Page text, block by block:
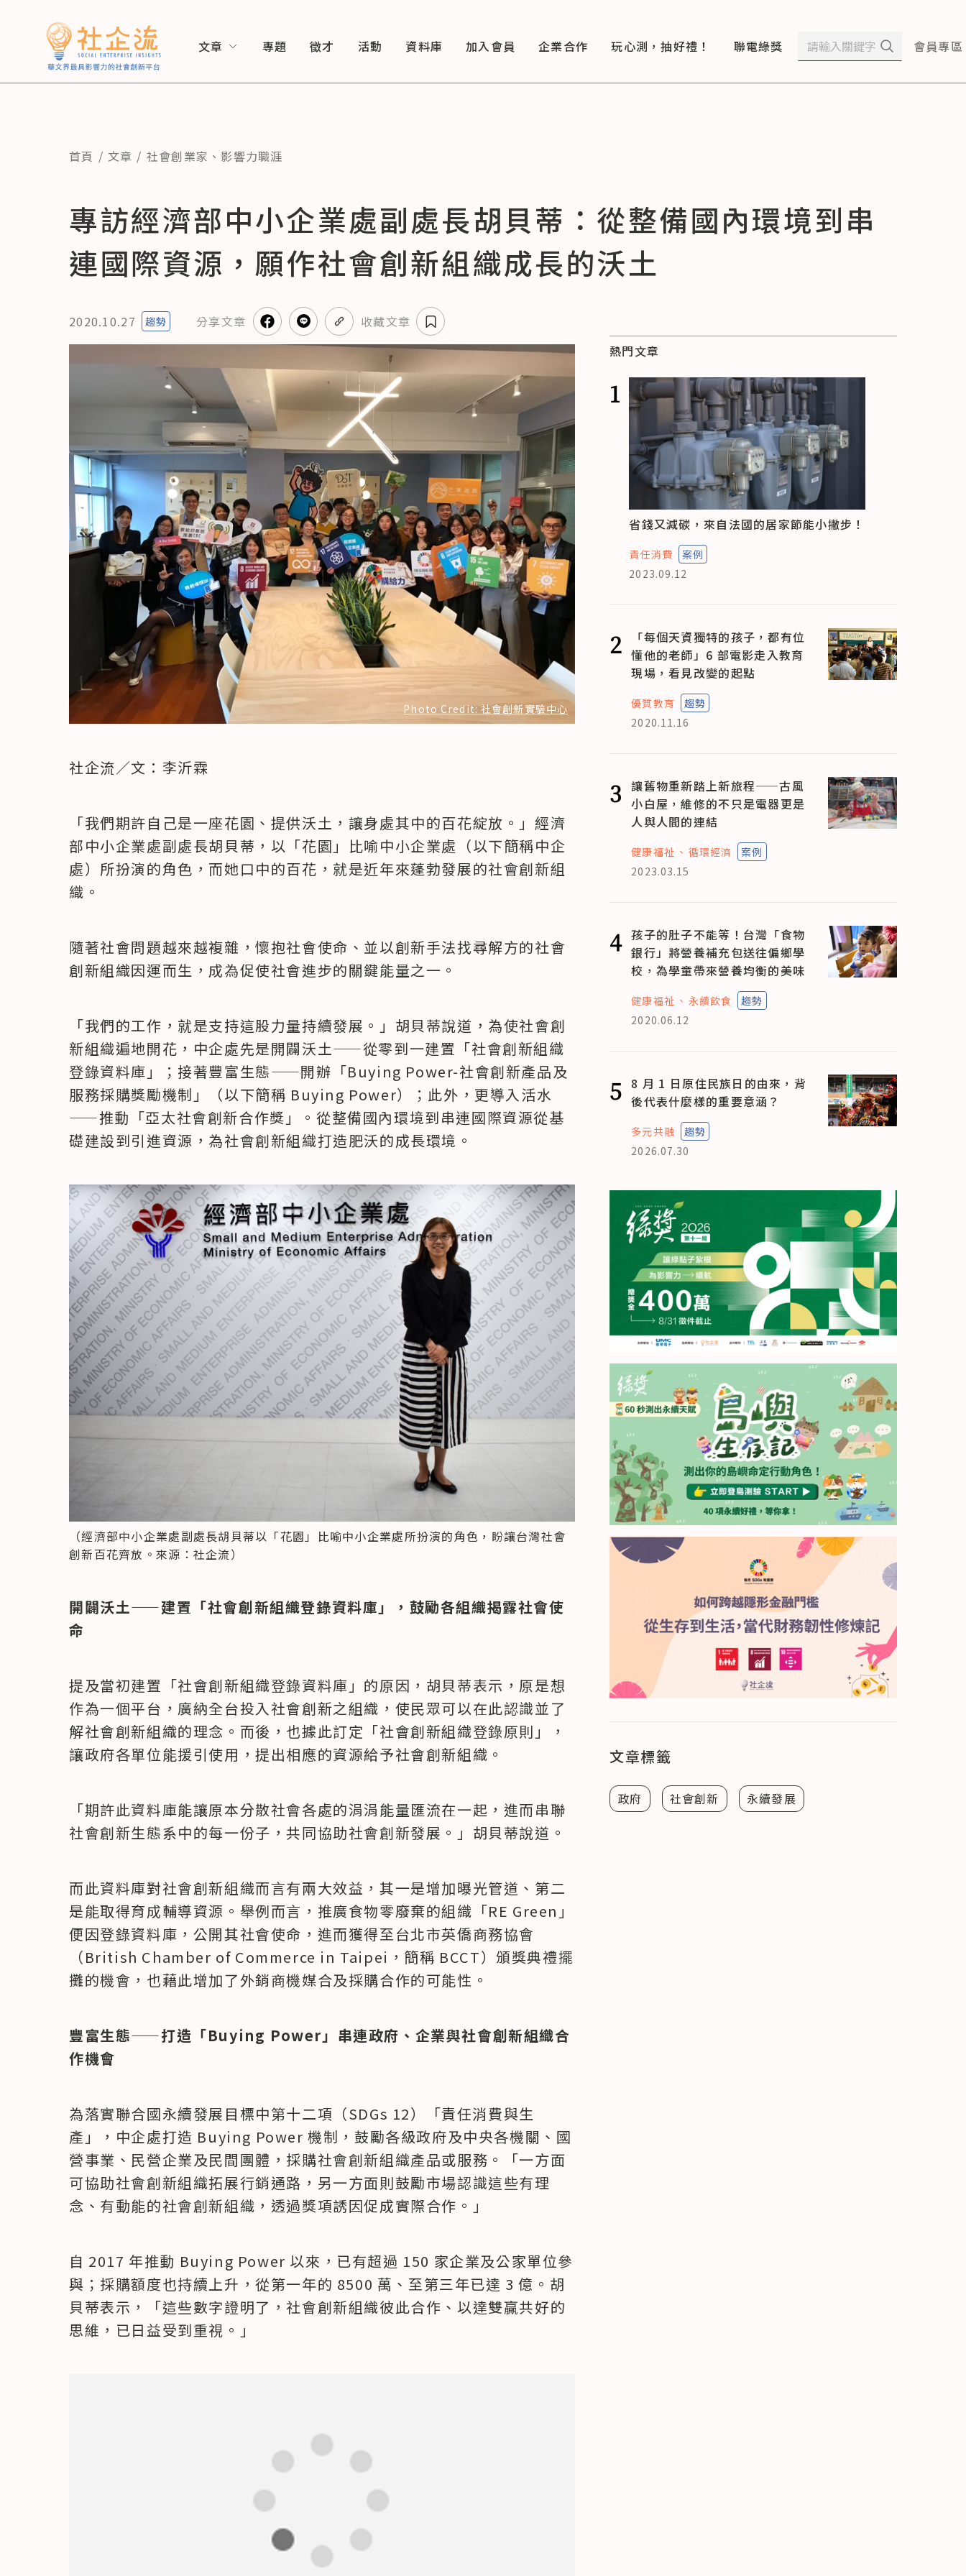
文章 專題 徵才 活動 資料庫 加入會員 企業合作 玩心測，抽好禮！ 聯電綠獎 會員專區
首頁 文章 社會創業家 、 影響力職涯
專訪經濟部中小企業處副處長胡貝蒂：從整備國內環境到串
連國際資源，願作社會創新組織成長的沃土
2020.10.27 趨勢 分享文章 收藏文章
Photo Credit: 社會創新實驗中心
社企流／文：李沂霖
「我們期許自己是一座花園、提供沃土，讓身處其中的百花綻放。」經濟
部中小企業處副處長胡貝蒂，以「花園」比喻中小企業處（以下簡稱中企
處）所扮演的角色，而她口中的百花，就是近年來蓬勃發展的社會創新組
織。
隨著社會問題越來越複雜，懷抱社會使命、並以創新手法找尋解方的社會
創新組織因運而生，成為促使社會進步的關鍵能量之一。
「我們的工作，就是支持這股力量持續發展。」胡貝蒂說道，為使社會創
新組織遍地開花，中企處先是開闢沃土——從零到一建置「社會創新組織
登錄資料庫」；接著豐富生態——開辦「Buying Power-社會創新產品及
服務採購獎勵機制」（以下簡稱 Buying Power）；此外，更導入活水
——推動「亞太社會創新合作獎」。從整備國內環境到串連國際資源從基
礎建設到引進資源，為社會創新組織打造肥沃的成長環境。
（經濟部中小企業處副處長胡貝蒂以「花園」比喻中小企業處所扮演的角色，盼讓台灣社會
創新百花齊放。來源：社企流）
開闢沃土——建置「社會創新組織登錄資料庫」，鼓勵各組織揭露社會使
命
提及當初建置「社會創新組織登錄資料庫」的原因，胡貝蒂表示，原是想
作為一個平台，廣納全台投入社會創新之組織，使民眾可以在此認識並了
解社會創新組織的理念。而後，也據此訂定「社會創新組織登錄原則」，
讓政府各單位能援引使用，提出相應的資源給予社會創新組織。
「期許此資料庫能讓原本分散社會各處的涓涓能量匯流在一起，進而串聯
社會創新生態系中的每一份子，共同協助社會創新發展。」胡貝蒂說道。
而此資料庫對社會創新組織而言有兩大效益，其一是增加曝光管道、第二
是能取得育成輔導資源。舉例而言，推廣食物零廢棄的組織「RE Green」
便因登錄資料庫，公開其社會使命，進而獲得至台北市英僑商務協會
（British Chamber of Commerce in Taipei，簡稱 BCCT）頒獎典禮擺
攤的機會，也藉此增加了外銷商機媒合及採購合作的可能性。
豐富生態——打造「Buying Power」串連政府、企業與社會創新組織合
作機會
為落實聯合國永續發展目標中第十二項（SDGs 12）「責任消費與生
產」，中企處打造 Buying Power 機制，鼓勵各級政府及中央各機關、國
營事業、民營企業及民間團體，採購社會創新組織產品或服務。「一方面
可協助社會創新組織拓展行銷通路，另一方面則鼓勵市場認識這些有理
念、有動能的社會創新組織，透過獎項誘因促成實際合作。」
自 2017 年推動 Buying Power 以來，已有超過 150 家企業及公家單位參
與；採購額度也持續上升，從第一年的 8500 萬、至第三年已達 3 億。胡
貝蒂表示，「這些數字證明了，社會創新組織彼此合作、以達雙贏共好的
思維，已日益受到重視。」
熱門文章
1
省錢又減碳，來自法國的居家節能小撇步！
責任消費
案例
2023.09.12
2
「每個天資獨特的孩子，都有位
懂他的老師」6 部電影走入教育
現場，看見改變的起點
優質教育
趨勢
2020.11.16
3
讓舊物重新踏上新旅程——古風
小白屋，維修的不只是電器更是
人與人間的連結
健康福祉 循環經濟
案例
2023.03.15
4 孩子的肚子不能等！台灣「食物
銀行」將營養補充包送往偏鄉學
校，為學童帶來營養均衡的美味
健康福祉 永續飲食
趨勢
2020.06.12
5 8 月 1 日原住民族日的由來，背
後代表什麼樣的重要意涵？
多元共融
趨勢
2026.07.30
文章標籤
政府 社會創新 永續發展